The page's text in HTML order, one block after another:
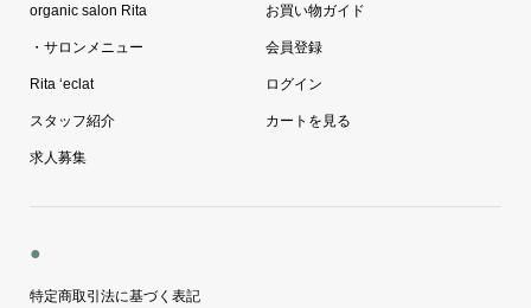
organic salon Rita
・サロンメニュー
Rita ‘eclat
スタッフ紹介
求人募集
お買い物ガイド
会員登録
ログイン
カートを見る
●
特定商取引法に基づく表記